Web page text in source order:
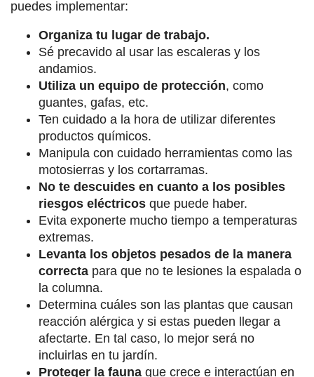
puedes implementar:
Organiza tu lugar de trabajo.
Sé precavido al usar las escaleras y los
andamios.
Utiliza un equipo de protección, como
guantes, gafas, etc.
Ten cuidado a la hora de utilizar diferentes
productos químicos.
Manipula con cuidado herramientas como las
motosierras y los cortarramas.
No te descuides en cuanto a los posibles
riesgos eléctricos que puede haber.
Evita exponerte mucho tiempo a temperaturas
extremas.
Levanta los objetos pesados de la manera
correcta para que no te lesiones la espalada o
la columna.
Determina cuáles son las plantas que causan
reacción alérgica y si estas pueden llegar a
afectarte. En tal caso, lo mejor será no
incluirlas en tu jardín.
Proteger la fauna que crece e interactúan en